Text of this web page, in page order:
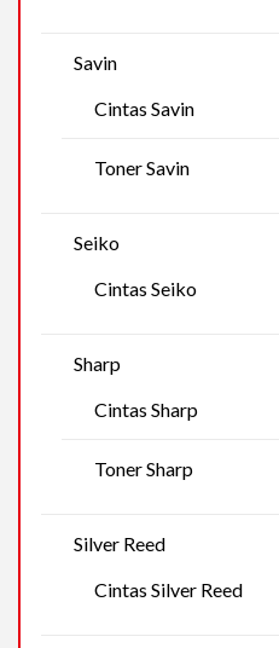
Savin
Cintas Savin
Toner Savin
Seiko
Cintas Seiko
Sharp
Cintas Sharp
Toner Sharp
Silver Reed
Cintas Silver Reed